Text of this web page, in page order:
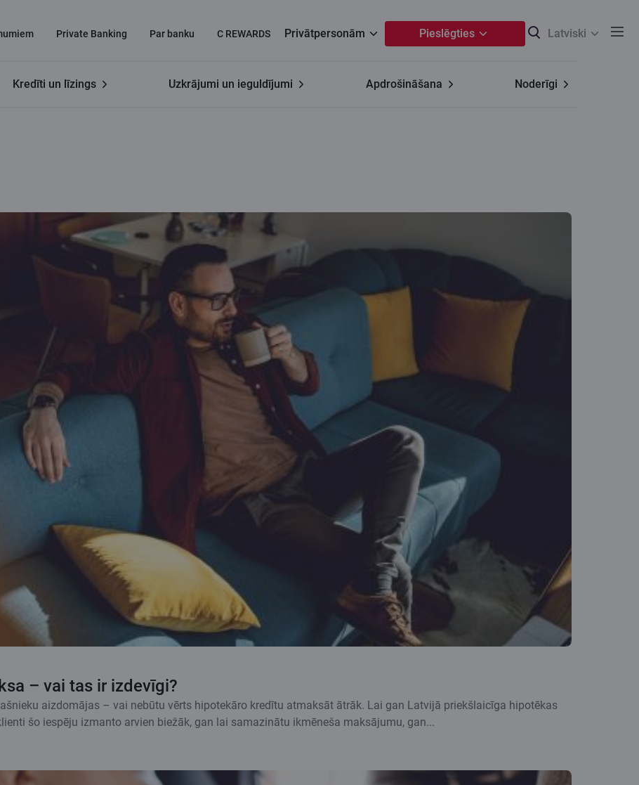
Private Banking Par banku C REWARDS Privātpersonām Pieslēgties Latviski
Kredīti un līzings Uzkrājumi un ieguldījumi Apdrošināšana Noderīgi
– vai tas ir izdevīgi?
aizdomājas – vai nebūtu vērts hipotekāro kredītu atmaksāt ātrāk. Lai gan Latvijā priekšlaicīga hipotēkas
šo iespēju izmanto arvien biežāk, gan lai samazinātu ikmēneša maksājumu, gan...